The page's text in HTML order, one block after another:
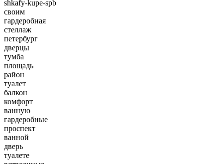
shkafy-kupe-spb
своим
гардеробная
стеллаж
петербург
дверцы
тумба
площадь
район
туалет
балкон
комфорт
ванную
гардеробные
проспект
ванной
дверь
туалете